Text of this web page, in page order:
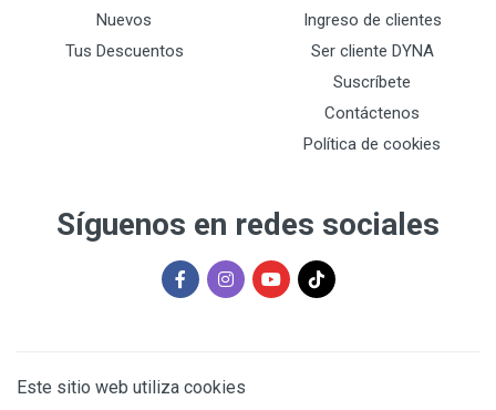
Nuevos
Tus Descuentos
Ingreso de clientes
Ser cliente DYNA
Suscríbete
Contáctenos
Política de cookies
Síguenos en redes sociales
Este sitio web utiliza cookies